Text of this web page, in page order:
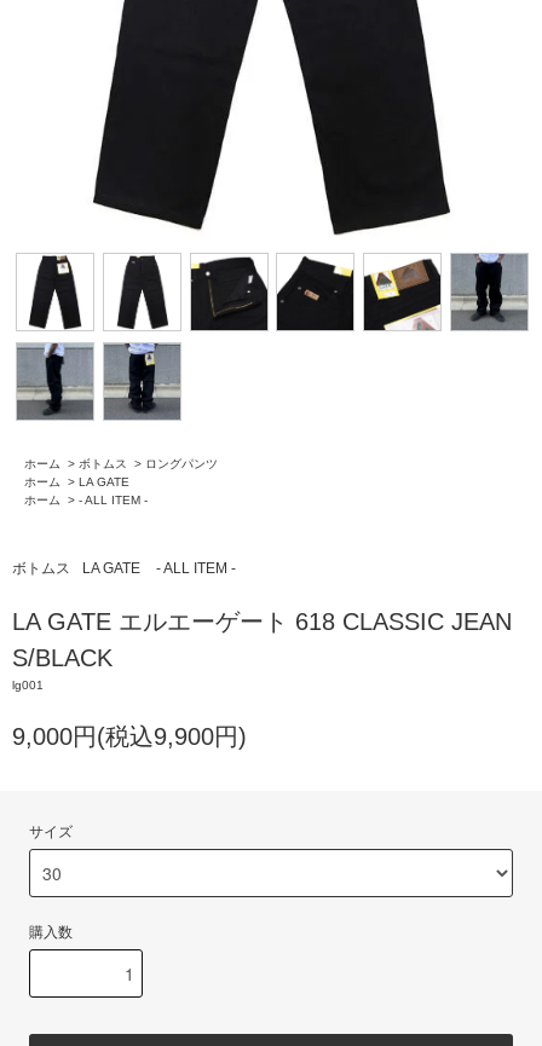
ホーム > ボトムス > ロングパンツ
ホーム
> LA GATE
ホーム
> - ALL ITEM -
ボトムス LA GATE - ALL ITEM -
LA GATE エルエーゲート 618 CLASSIC JEAN
S/BLACK
lg001
9,000円(税込9,900円)
サイズ
購入数